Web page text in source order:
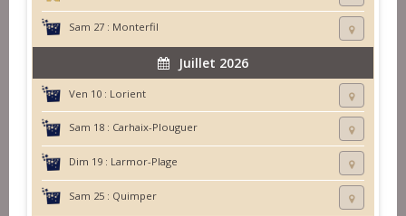
Sam 27 : Monterfil
Juillet 2026
Ven 10 : Lorient
Sam 18 : Carhaix-Plouguer
Dim 19 : Larmor-Plage
Sam 25 : Quimper